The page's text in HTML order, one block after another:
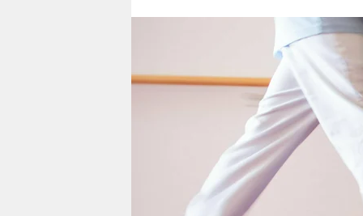
veranstaltungen